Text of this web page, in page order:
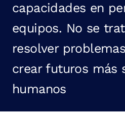
capacidades en
equipos. No se
resolver
crear futuros más
humanos